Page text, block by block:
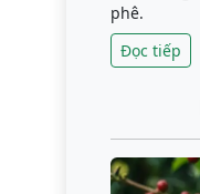
phê.
Đọc tiếp